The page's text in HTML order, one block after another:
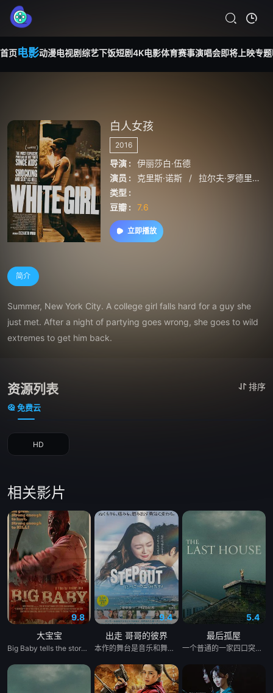
首页电影动漫电视剧综艺下饭短剧4K电影体育赛事演唱会即将上映专题
白人女孩
2016
导演 :
伊丽莎白·伍德
演员 :
克里斯·诺斯 /
拉尔夫·罗德里格斯
类型 :
豆瓣 :
7.6
立即播放
简介
Summer, New York City. A college girl falls hard for a guy she
just met. After a night of partying goes wrong, she goes to wild
extremes to get him back.
资源列表 排序
免费云
HD
相关影片
9.8
大宝宝
Big Baby tells the story of Adam Lewis, a successful horror screenwriter struggling for inspiration for his latest script. After a graphic and realistic nightmare of a hulking man dressed in a baby mask and onesie who axe murders his girlfriend Kate in the middle of the night, Adam gets the inspiration he needs for his new screenplay. Excited about the direction his story is taking, he starts losing himself in his script. Things are better than ever for Adam and Kate until “Big Baby” starts appearing in real life and tormenting and killing victims fueled by his own revenge. Characters from Adam’s script begin to pay him visits pleading for their lives, and he quickly realizes he holds their fate in his hands. Power and fear completely consume Adam until his girlfriend Kate is terrified of the man she once loved.
9.4
出走 哥哥的彼界
本作的舞台是音乐和舞蹈融入生活的冲绳。与母亲朱音、妹妹舞一起生活的照屋踊，憧憬舞蹈学校的丽莎，开始了舞蹈生涯。朱音为了支撑家数在酒吧工作，不擅长与人打交道的舞总是在学校前专心地注视着哥哥的身影。不久，踊与丽莎组成一对，绽放了她的才能。
5.4
最后孤屋
一个普通的一家四口突遭诡异变故，被困在自家房屋中超过 1000 天无法出门。在资源消耗殆尽与未知神秘威胁的双重逼迫下，一家人必须想方设法联手求生，打破这间禁锢生命的困局。